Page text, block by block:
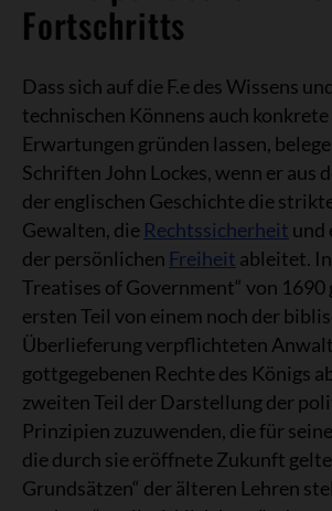
Fortschritts
Dass sich auf die F.e des Wissens
technischen Könnens auch
Erwartungen gründen lassen,
Schriften John Lockes, wenn er aus
der englischen Geschichte die
Gewalten, die Rechtssicherheit und
der persönlichen Freiheit ableitet.
Treatises of Government“ von 1690
ersten Teil von einem noch der
Überlieferung verpflichteten
gottgegebenen Rechte des Königs
zweiten Teil der Darstellung der
Prinzipien zuzuwenden, die für
die durch sie eröffnete Zukunft
Grundsätzen“ der älteren Lehren